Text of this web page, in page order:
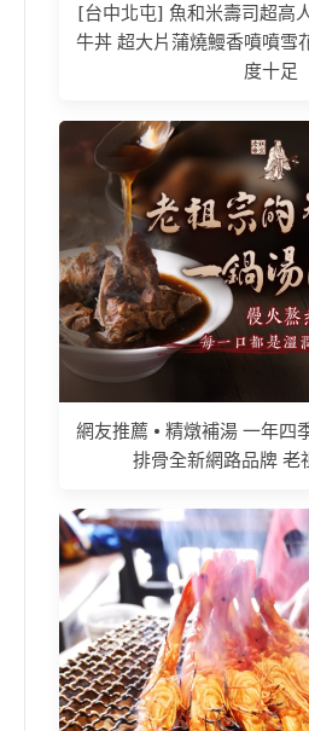
[台中北屯] 魚和米壽司超高
牛丼 超大片蒲燒鰻香噴噴雪
度十足
網友推薦 • 精燉補湯 一年四
排骨全新網路品牌 老